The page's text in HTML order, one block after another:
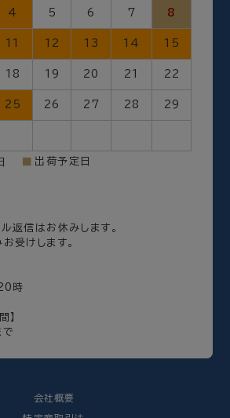
4 5 6 7 8
11 12 13 14 15
18 19 20 21 22
25 26 27 28 29
出荷予定日
返信はお休みします。
受けします。
時
】
で
会社概要